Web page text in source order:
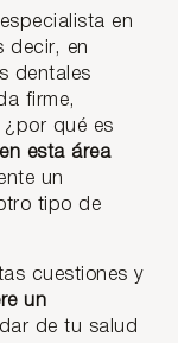
en
decir, en
dentales
firme,
qué es
esta área
un
tipo de
cuestiones y
un
de tu salud